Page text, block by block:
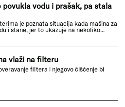
povukla vodu i prašak, pa stala
je poznata situacija kada mašina za
i stane, jer to ukazuje na nekoliko...
vlaži na filteru
filtera i njegovo čišćenje bi